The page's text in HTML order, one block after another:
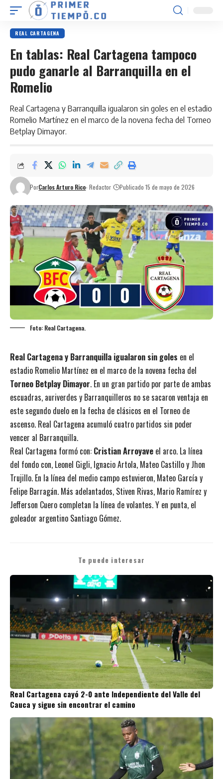
REAL CARTAGENA
En tablas: Real Cartagena tampoco
pudo ganarle al Barranquilla en el
Romelio
Real Cartagena y Barranquilla igualaron sin goles en el estadio
Romelio Martínez en el marco de la novena fecha del Torneo
Betplay Dimayor.
PorCarlos Arturo Rico- Redactor Publicado 15 de mayo de 2026
Foto: Real Cartagena.
Real Cartagena y Barranquilla igualaron sin goles en el
estadio Romelio Martínez en el marco de la novena fecha del
Torneo Betplay Dimayor. En un gran partido por parte de ambas
escuadras, auriverdes y Barranquilleros no se sacaron ventaja en
este segundo duelo en la fecha de clásicos en el Torneo de
ascenso. Real Cartagena acumuló cuatro partidos sin poder
vencer al Barranquilla.
Real Cartagena formó con: Cristian Arroyave el arco. La línea
del fondo con, Leonel Gigli, Ignacio Artola, Mateo Castillo y Jhon
Trujillo. En la línea del medio campo estuvieron, Mateo García y
Felipe Barragán. Más adelantados, Stiven Rivas, Mario Ramírez y
Jefferson Cuero completan la línea de volantes. Y en punta, el
goleador argentino Santiago Gómez.
Te puede interesar
Real Cartagena cayó 2-0 ante Independiente del Valle del
Cauca y sigue sin encontrar el camino